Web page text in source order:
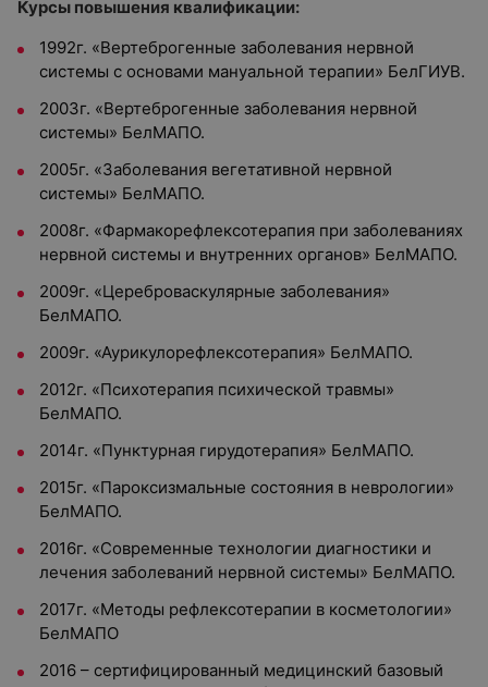
Курсы повышения квалификации:
1992г. «Вертеброгенные заболевания нервной
системы с основами мануальной терапии» БелГИУВ.
2003г. «Вертеброгенные заболевания нервной
системы» БелМАПО.
2005г. «Заболевания вегетативной нервной
системы» БелМАПО.
2008г. «Фармакорефлексотерапия при заболеваниях
нервной системы и внутренних органов» БелМАПО.
2009г. «Цереброваскулярные заболевания»
БелМАПО.
2009г. «Аурикулорефлексотерапия» БелМАПО.
2012г. «Психотерапия психической травмы»
БелМАПО.
2014г. «Пунктурная гирудотерапия» БелМАПО.
2015г. «Пароксизмальные состояния в неврологии»
БелМАПО.
2016г. «Современные технологии диагностики и
лечения заболеваний нервной системы» БелМАПО.
2017г. «Методы рефлексотерапии в косметологии»
БелМАПО
2016 – сертифицированный медицинский базовый